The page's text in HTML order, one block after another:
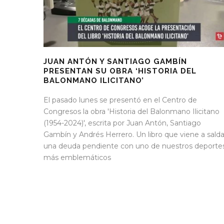
JUAN ANTÓN Y SANTIAGO GAMBÍN
PRESENTAN SU OBRA ‘HISTORIA DEL
BALONMANO ILICITANO’
El pasado lunes se presentó en el Centro de
Congresos la obra 'Historia del Balonmano Ilicitano
(1954-2024)', escrita por Juan Antón, Santiago
Gambín y Andrés Herrero. Un libro que viene a
una deuda pendiente con uno de nuestros
más emblemáticos